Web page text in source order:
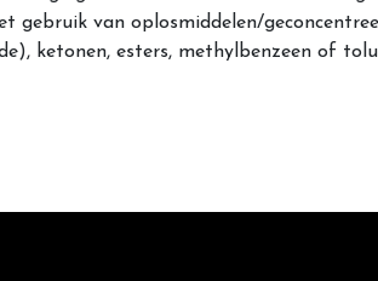
gebruik van oplosmiddelen/
ketonen, esters, methylbenzeen of